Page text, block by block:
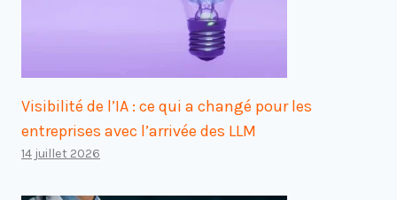
Visibilité de l’IA : ce qui a changé pour les
entreprises avec l’arrivée des LLM
14 juillet 2026